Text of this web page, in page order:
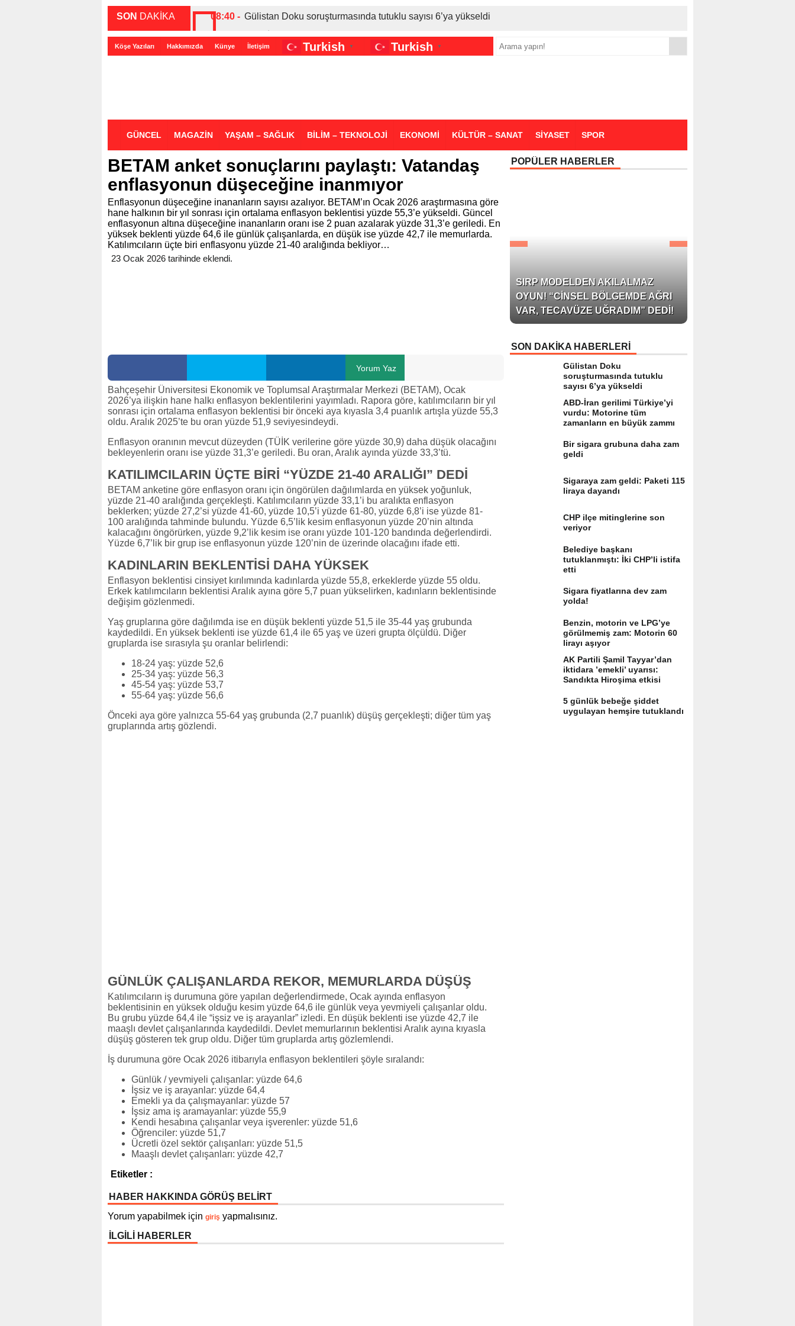
SON DAKİKA 08:40 - Gülistan Doku soruşturmasında tutuklu sayısı 6’ya yükseldi
00:27 - ABD-İran gerilimi Türkiye’yi vurdu: Motorine tüm zamanların en büyük zammı
00:35 - Bir sigara grubuna daha zam geldi
Köşe Yazıları Hakkımızda Künye İletişim Turkish ▼ Turkish ▼
GÜNCEL MAGAZİN YAŞAM – SAĞLIK BİLİM – TEKNOLOJİ EKONOMİ KÜLTÜR – SANAT SİYASET SPOR
BETAM anket sonuçlarını paylaştı: Vatandaş
enflasyonun düşeceğine inanmıyor
Enflasyonun düşeceğine inananların sayısı azalıyor. BETAM’ın Ocak 2026 araştırmasına göre
hane halkının bir yıl sonrası için ortalama enflasyon beklentisi yüzde 55,3’e yükseldi. Güncel
enflasyonun altına düşeceğine inananların oranı ise 2 puan azalarak yüzde 31,3’e geriledi. En
yüksek beklenti yüzde 64,6 ile günlük çalışanlarda, en düşük ise yüzde 42,7 ile memurlarda.
Katılımcıların üçte biri enflasyonu yüzde 21-40 aralığında bekliyor…
23 Ocak 2026 tarihinde eklendi.
Yorum Yaz
Bahçeşehir Üniversitesi Ekonomik ve Toplumsal Araştırmalar Merkezi (BETAM), Ocak
2026’ya ilişkin hane halkı enflasyon beklentilerini yayımladı. Rapora göre, katılımcıların bir yıl
sonrası için ortalama enflasyon beklentisi bir önceki aya kıyasla 3,4 puanlık artışla yüzde 55,3
oldu. Aralık 2025’te bu oran yüzde 51,9 seviyesindeydi.
Enflasyon oranının mevcut düzeyden (TÜİK verilerine göre yüzde 30,9) daha düşük olacağını
bekleyenlerin oranı ise yüzde 31,3’e geriledi. Bu oran, Aralık ayında yüzde 33,3’tü.
KATILIMCILARIN ÜÇTE BİRİ “YÜZDE 21-40 ARALIĞI” DEDİ
BETAM anketine göre enflasyon oranı için öngörülen dağılımlarda en yüksek yoğunluk,
yüzde 21-40 aralığında gerçekleşti. Katılımcıların yüzde 33,1’i bu aralıkta enflasyon
beklerken; yüzde 27,2’si yüzde 41-60, yüzde 10,5’i yüzde 61-80, yüzde 6,8’i ise yüzde 81-
100 aralığında tahminde bulundu. Yüzde 6,5’lik kesim enflasyonun yüzde 20’nin altında
kalacağını öngörürken, yüzde 9,2’lik kesim ise oranı yüzde 101-120 bandında değerlendirdi.
Yüzde 6,7’lik bir grup ise enflasyonun yüzde 120’nin de üzerinde olacağını ifade etti.
KADINLARIN BEKLENTİSİ DAHA YÜKSEK
Enflasyon beklentisi cinsiyet kırılımında kadınlarda yüzde 55,8, erkeklerde yüzde 55 oldu.
Erkek katılımcıların beklentisi Aralık ayına göre 5,7 puan yükselirken, kadınların beklentisinde
değişim gözlenmedi.
Yaş gruplarına göre dağılımda ise en düşük beklenti yüzde 51,5 ile 35-44 yaş grubunda
kaydedildi. En yüksek beklenti ise yüzde 61,4 ile 65 yaş ve üzeri grupta ölçüldü. Diğer
gruplarda ise sırasıyla şu oranlar belirlendi:
18-24 yaş: yüzde 52,6
25-34 yaş: yüzde 56,3
45-54 yaş: yüzde 53,7
55-64 yaş: yüzde 56,6
Önceki aya göre yalnızca 55-64 yaş grubunda (2,7 puanlık) düşüş gerçekleşti; diğer tüm yaş
gruplarında artış gözlendi.
GÜNLÜK ÇALIŞANLARDA REKOR, MEMURLARDA DÜŞÜŞ
Katılımcıların iş durumuna göre yapılan değerlendirmede, Ocak ayında enflasyon
beklentisinin en yüksek olduğu kesim yüzde 64,6 ile günlük veya yevmiyeli çalışanlar oldu.
Bu grubu yüzde 64,4 ile “işsiz ve iş arayanlar” izledi. En düşük beklenti ise yüzde 42,7 ile
maaşlı devlet çalışanlarında kaydedildi. Devlet memurlarının beklentisi Aralık ayına kıyasla
düşüş gösteren tek grup oldu. Diğer tüm gruplarda artış gözlemlendi.
İş durumuna göre Ocak 2026 itibarıyla enflasyon beklentileri şöyle sıralandı:
Günlük / yevmiyeli çalışanlar: yüzde 64,6
İşsiz ve iş arayanlar: yüzde 64,4
Emekli ya da çalışmayanlar: yüzde 57
İşsiz ama iş aramayanlar: yüzde 55,9
Kendi hesabına çalışanlar veya işverenler: yüzde 51,6
Öğrenciler: yüzde 51,7
Ücretli özel sektör çalışanları: yüzde 51,5
Maaşlı devlet çalışanları: yüzde 42,7
Etiketler :
HABER HAKKINDA GÖRÜŞ BELİRT
Yorum yapabilmek için giriş yapmalısınız.
İLGİLİ HABERLER
POPÜLER HABERLER
SIRP MODELDEN AKILALMAZ
OYUN! “CINSEL BÖLGEMDE AĞRI
VAR, TECAVÜZE UĞRADIM” DEDI!
SON DAKİKA HABERLERİ
Gülistan Doku
soruşturmasında tutuklu
sayısı 6’ya yükseldi
ABD-İran gerilimi Türkiye’yi
vurdu: Motorine tüm
zamanların en büyük zammı
Bir sigara grubuna daha zam
geldi
Sigaraya zam geldi: Paketi 115
liraya dayandı
CHP ilçe mitinglerine son
veriyor
Belediye başkanı
tutuklanmıştı: İki CHP’li istifa
etti
Sigara fiyatlarına dev zam
yolda!
Benzin, motorin ve LPG’ye
görülmemiş zam: Motorin 60
lirayı aşıyor
AK Partili Şamil Tayyar’dan
iktidara ’emekli’ uyarısı:
Sandıkta Hiroşima etkisi
5 günlük bebeğe şiddet
uygulayan hemşire tutuklandı